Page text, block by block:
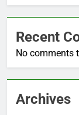
Recent
No comments
Archives